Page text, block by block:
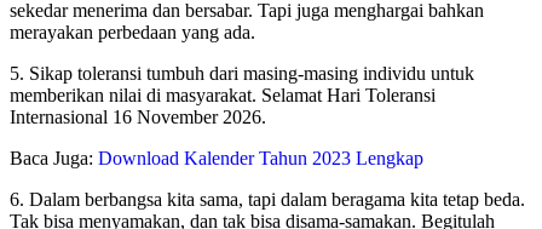
sekedar menerima dan bersabar. Tapi juga menghargai bahkan
merayakan perbedaan yang ada.
5. Sikap toleransi tumbuh dari masing-masing individu untuk
memberikan nilai di masyarakat. Selamat Hari Toleransi
Internasional 16 November 2026.
Baca Juga: Download Kalender Tahun 2023 Lengkap
6. Dalam berbangsa kita sama, tapi dalam beragama kita tetap beda.
Tak bisa menyamakan, dan tak bisa disama-samakan. Begitulah